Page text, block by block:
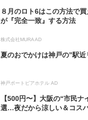
８月のロト6はこの方法で
が『完全一致』する方法
株式会社MURA AD
夏のおでかけは神戸の”駅近
神戸ポートピアホテル AD
【500円〜】大阪の“市民ナ
選…夜だから涼しい＆コス